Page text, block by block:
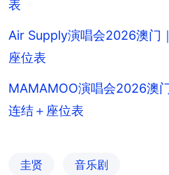
表
Air Supply演唱会2026澳门
座位表
MAMAMOO演唱会2026澳
连结＋座位表
圭贤 音乐剧